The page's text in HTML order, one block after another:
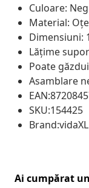
Culoare:
Material:
Dimensiuni:
Lățime
Poate
Asamblare
SKU:154425
Brand:vidaXL
Ai cumpărat